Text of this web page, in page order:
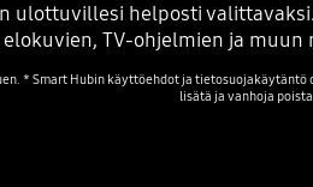
ulottuvillesi helposti
elokuvien, TV-ohjelmien ja
* Smart Hubin käyttöehdot ja
lisätä ja vanhoja